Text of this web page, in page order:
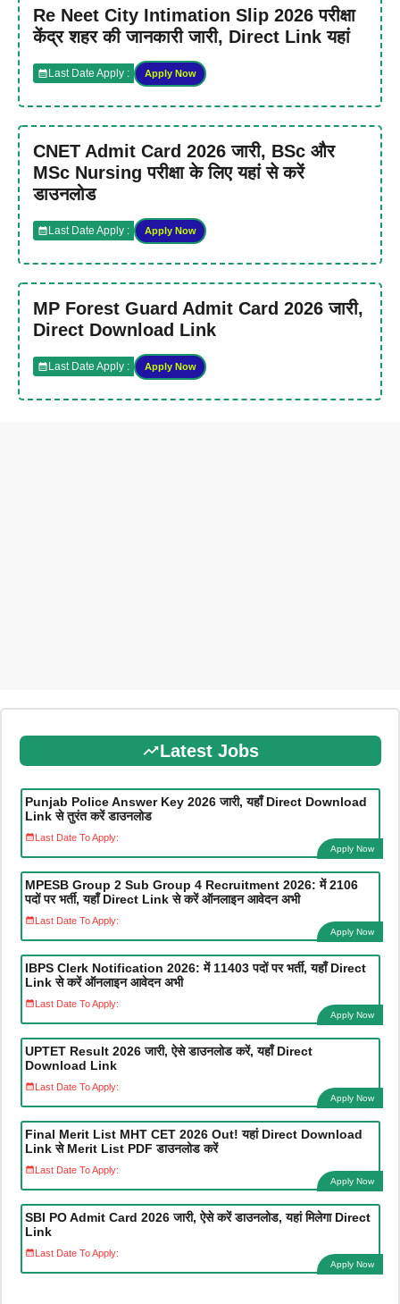
Re Neet City Intimation Slip 2026 परीक्षा
केंद्र शहर की जानकारी जारी, Direct Link यहां
Last Date Apply : Apply Now
CNET Admit Card 2026 जारी, BSc और
MSc Nursing परीक्षा के लिए यहां से करें
डाउनलोड
Last Date Apply : Apply Now
MP Forest Guard Admit Card 2026 जारी,
Direct Download Link
Last Date Apply : Apply Now
Latest Jobs
Punjab Police Answer Key 2026 जारी, यहाँ Direct Download
Link से तुरंत करें डाउनलोड
Last Date To Apply:
Apply Now
MPESB Group 2 Sub Group 4 Recruitment 2026: में 2106
पदों पर भर्ती, यहाँ Direct Link से करें ऑनलाइन आवेदन अभी
Last Date To Apply:
Apply Now
IBPS Clerk Notification 2026: में 11403 पदों पर भर्ती, यहाँ Direct
Link से करें ऑनलाइन आवेदन अभी
Last Date To Apply:
Apply Now
UPTET Result 2026 जारी, ऐसे डाउनलोड करें, यहाँ Direct
Download Link
Last Date To Apply:
Apply Now
Final Merit List MHT CET 2026 Out! यहां Direct Download
Link से Merit List PDF डाउनलोड करें
Last Date To Apply:
Apply Now
SBI PO Admit Card 2026 जारी, ऐसे करें डाउनलोड, यहां मिलेगा Direct
Link
Last Date To Apply:
Apply Now